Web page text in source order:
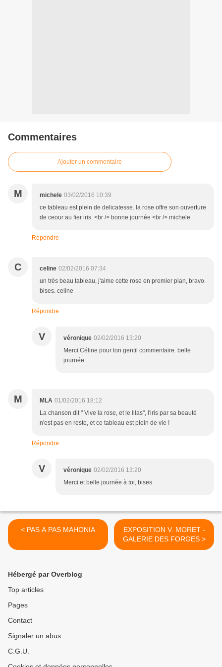
Commentaires
Ajouter un commentaire
M michele 03/02/2016 10:39
ce tableau est plein de delicatesse. la rose offre son ouverture
de ceour au fier iris. <br /> bonne journée <br /> michele
Répondre
C celine 02/02/2016 07:34
un très beau tableau, j'aime cette rose en premier plan, bravo.
bises. celine
Répondre
V véronique 02/02/2016 13:20
Merci Céline pour ton gentil commentaire. belle
journée.
M MLA 01/02/2016 18:12
La chanson dit " Vive la rose, et le lilas", l'iris par sa beauté
n'est pas en reste, et ce tableau est plein de vie !
Répondre
V véronique 02/02/2016 13:20
Merci et belle journée à toi, bises
< PAS A PAS MAHONIA
EXPOSITION V. MORET -
GALERIE DES FORGES >
Hébergé par Overblog
Top articles
Pages
Contact
Signaler un abus
C.G.U.